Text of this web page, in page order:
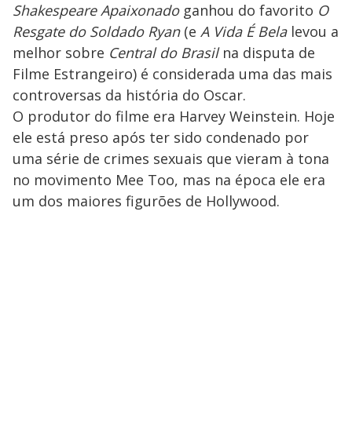
Shakespeare Apaixonadoganhou do favorito O
Resgate do Soldado Ryan(e A Vida É Belalevou a
melhor sobre Central do Brasilna disputa de
Filme Estrangeiro) é considerada uma das mais
controversas da história do Oscar.
O produtor do filme era Harvey Weinstein. Hoje
ele está preso após ter sido condenado por
uma série de crimes sexuais que vieram à tona
no movimento Mee Too, mas na época ele era
um dos maiores figurões de Hollywood.